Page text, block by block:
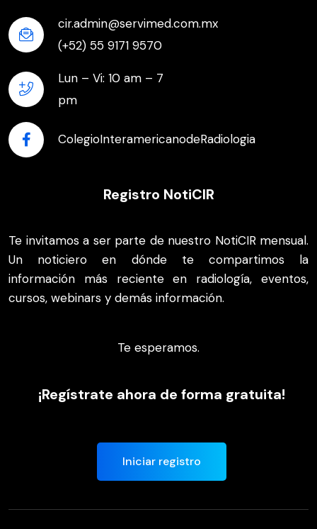
cir.admin@servimed.com.mx
(+52) 55 9171 9570
Lun – Vi: 10 am – 7
pm
ColegioInteramericanodeRadiologia
Registro NotiCIR
Te invitamos a ser parte de nuestro NotiCIR mensual.
Un noticiero en dónde te compartimos la
información más reciente en radiología, eventos,
cursos, webinars y demás información.
Te esperamos.
¡Regístrate ahora de forma gratuita!
Iniciar registro